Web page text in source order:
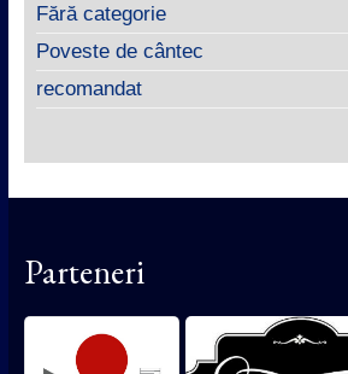
Fără categorie
Poveste de cântec
recomandat
Parteneri